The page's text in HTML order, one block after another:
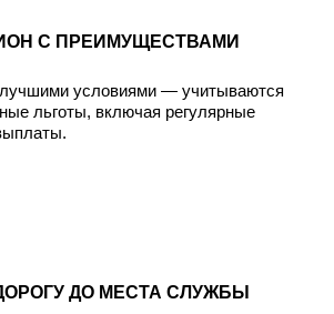
С ПРЕИМУЩЕСТВАМИ
условиями — учитываются
льготы, включая регулярные
ДО МЕСТА СЛУЖБЫ